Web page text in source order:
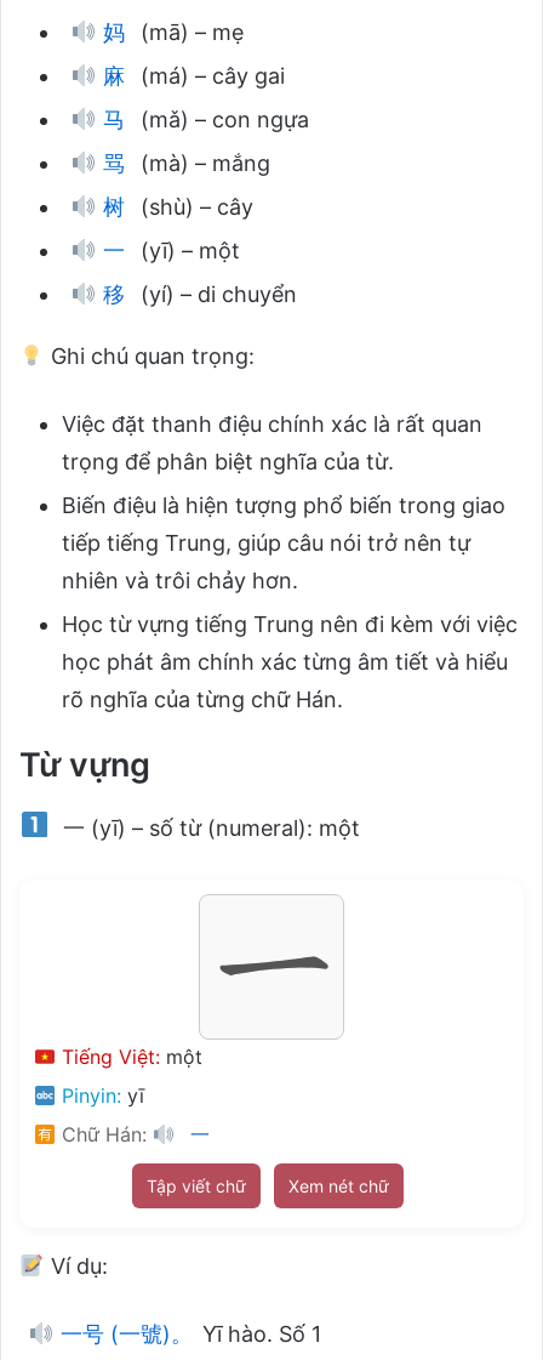
妈
(mā) – mẹ
麻
(má) – cây gai
马
(mǎ) – con ngựa
骂
(mà) – mắng
树
(shù) – cây
一
(yī) – một
移
(yí) – di chuyển
Ghi chú quan trọng:
Việc đặt thanh điệu chính xác là rất quan
trọng để phân biệt nghĩa của từ.
Biến điệu là hiện tượng phổ biến trong giao
tiếp tiếng Trung, giúp câu nói trở nên tự
nhiên và trôi chảy hơn.
Học từ vựng tiếng Trung nên đi kèm với việc
học phát âm chính xác từng âm tiết và hiểu
rõ nghĩa của từng chữ Hán.
Từ vựng
一 (yī) – số từ (numeral): một
Tiếng Việt: một
Pinyin: yī
Chữ Hán:
一
Tập viết chữ Xem nét chữ
Ví dụ:
一号 (一號)。 Yī hào. Số 1